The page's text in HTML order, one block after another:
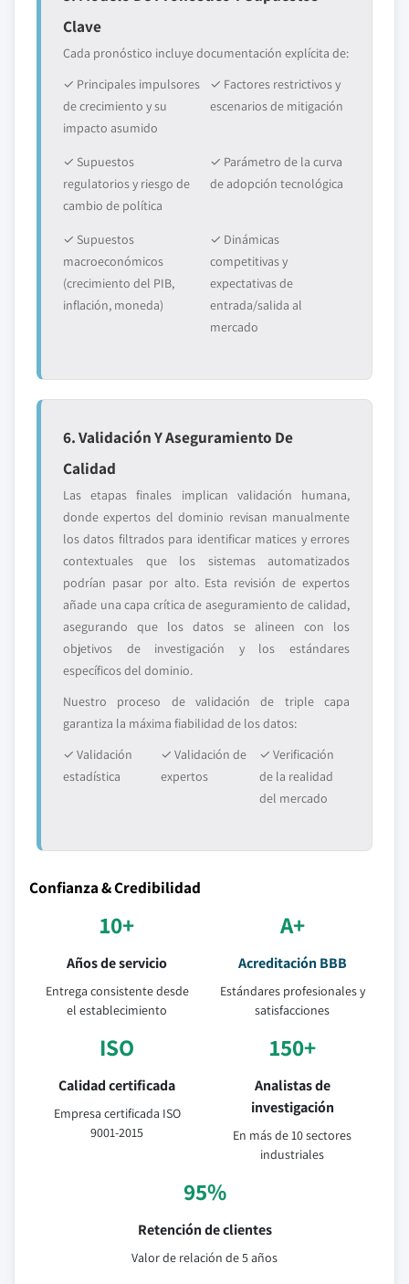
Clave
Cada pronóstico incluye documentación explícita de:
✓ Principales impulsores
de crecimiento y su
impacto asumido
✓ Factores restrictivos y
escenarios de mitigación
✓ Supuestos
regulatorios y riesgo de
cambio de política
✓ Parámetro de la curva
de adopción tecnológica
✓ Supuestos
macroeconómicos
(crecimiento del PIB,
inflación, moneda)
✓ Dinámicas
competitivas y
expectativas de
entrada/salida al
mercado
6. Validación Y Aseguramiento De
Calidad
Las etapas finales implican validación humana,
donde expertos del dominio revisan manualmente
los datos filtrados para identificar matices y errores
contextuales que los sistemas automatizados
podrían pasar por alto. Esta revisión de expertos
añade una capa crítica de aseguramiento de calidad,
asegurando que los datos se alineen con los
objetivos de investigación y los estándares
específicos del dominio.
Nuestro proceso de validación de triple capa
garantiza la máxima fiabilidad de los datos:
✓ Validación
estadística
✓ Validación de
expertos
✓ Verificación
de la realidad
del mercado
Confianza & Credibilidad
10+
Años de servicio
Entrega consistente desde
el establecimiento
A+
Acreditación BBB
Estándares profesionales y
satisfacciones
ISO
Calidad certificada
Empresa certificada ISO
9001-2015
150+
Analistas de
investigación
En más de 10 sectores
industriales
95%
Retención de clientes
Valor de relación de 5 años